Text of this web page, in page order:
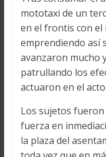
mototaxi de un
en el frontis con el
emprendiendo así
avanzaron mucho
patrullando los
actuaron en el acto.
Los sujetos fueron
fuerza en
la plaza del